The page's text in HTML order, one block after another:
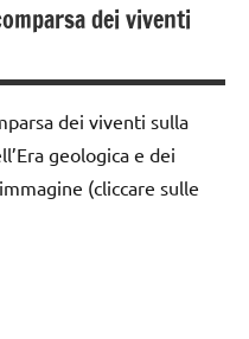
dei viventi
dei viventi sulla
geologica e dei
(cliccare sulle